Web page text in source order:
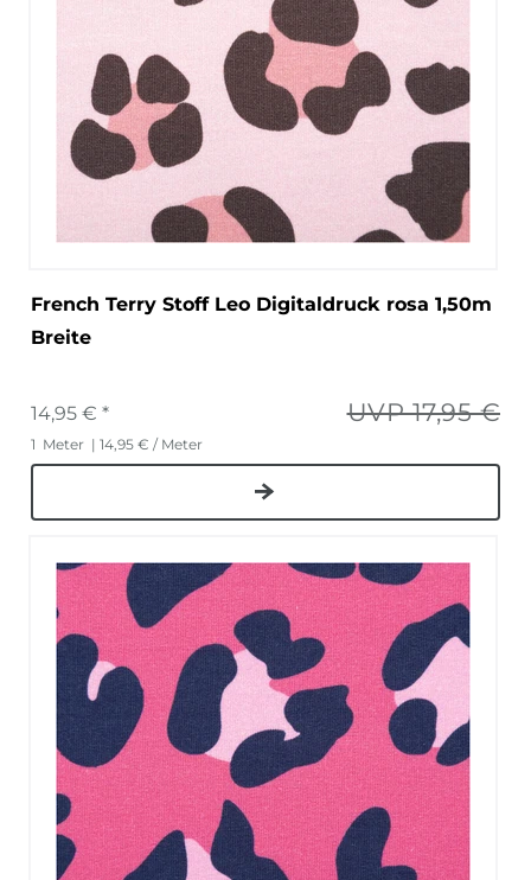
French Terry Stoff Leo Digitaldruck rosa 1,50m
Breite
UVP 17,95 €
14,95 € *
1 Meter | 14,95 € / Meter